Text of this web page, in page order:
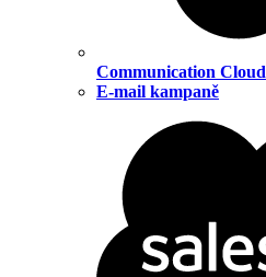
Communication Cloud
E-mail kampaně